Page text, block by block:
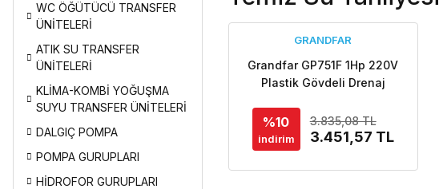
WC ÖĞÜTÜCÜ TRANSFER
ÜNİTELERİ
ATIK SU TRANSFER
ÜNİTELERİ
KLİMA-KOMBİ YOĞUŞMA
SUYU TRANSFER ÜNİTELERİ
DALGIÇ POMPA
POMPA GURUPLARI
HİDROFOR GURUPLARI
GRANDFAR
Grandfar GP751F 1Hp 220V
Plastik Gövdeli Drenaj
%10
indirim
3.835,08 TL
3.451,57 TL